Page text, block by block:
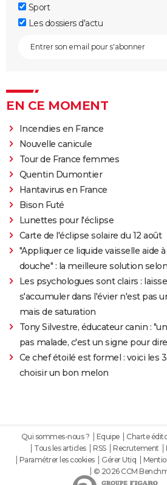
Sport
Les dossiers d'actu
EN CE MOMENT
Incendies en France
Nouvelle canicule
Tour de France femmes
Quentin Dumontier
Hantavirus en France
Bison Futé
Lunettes pour l'éclipse
Carte de l'éclipse solaire du 12 août
"Appliquer ce liquide vaisselle aide
douche" : la meilleure solution
Les psychologues sont clairs :
s'accumuler dans l'évier n'est pas
mais de saturation
Tony Silvestre, éducateur canin :
pas malade, c'est un signe pour
Ce chef étoilé est formel : voici les
choisir un bon melon
Qui sommes-nous ? Equipe Charte
Tous les articles
RSS Recrutement
Paramétrer les cookies
Gérer Utiq
© 2026 CCM